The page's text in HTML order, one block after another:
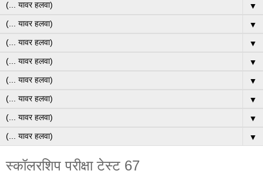
▼
▼
▼
▼
▼
▼
▼
▼
स्कॉलरशिप परीक्षा टेस्ट 67